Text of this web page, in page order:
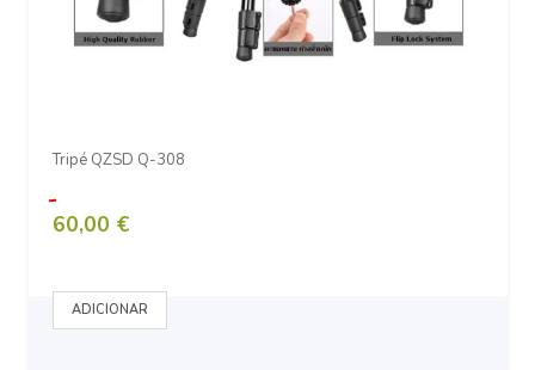
Tripé QZSD Q-308
60,00 €